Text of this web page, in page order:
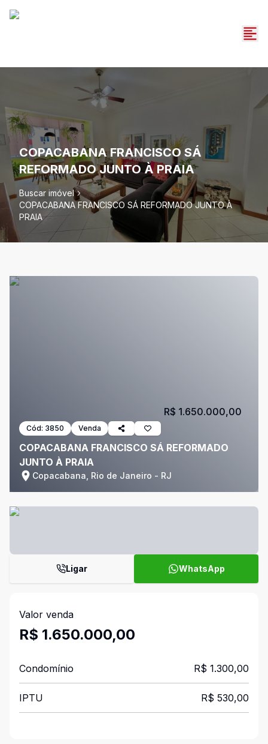
COPACABANA FRANCISCO SÁ
REFORMADO JUNTO À PRAIA
Buscar imóvel
COPACABANA FRANCISCO SÁ REFORMADO JUNTO À
PRAIA
Cód: 3850 Venda
COPACABANA FRANCISCO SÁ REFORMADO
JUNTO À PRAIA
Copacabana, Rio de Janeiro - RJ
R$ 1.650.000,00
Ligar WhatsApp
Valor venda
R$ 1.650.000,00
Condomínio R$ 1.300,00
IPTU R$ 530,00